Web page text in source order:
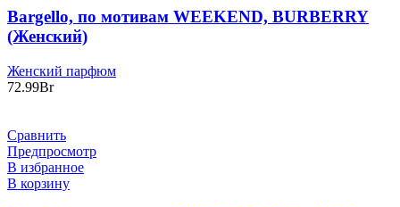
Bargello, по мотивам WEEKEND, BURBERRY
(Женский)
Женский парфюм
72.99Br
Сравнить
Предпросмотр
В избранное
В корзину